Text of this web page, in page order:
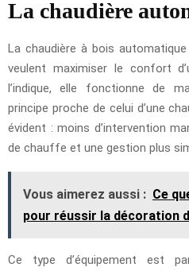
La chaudière
La chaudière à bois
veulent maximiser le confort
l’indique, elle fonctionne de
principe proche de celui d’une
évident : moins d’intervention
de chauffe et une gestion plus
Vous aimerez aussi : Ce
pour réussir la décoration
Ce type d’équipement est